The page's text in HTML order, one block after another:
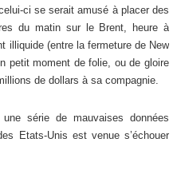
ci se serait amusé à placer des
du matin sur le Brent, heure à
illiquide (entre la fermeture de New
petit moment de folie, ou de gloire
de dollars à sa compagnie.
série de mauvaises données
Etats-Unis est venue s’échouer